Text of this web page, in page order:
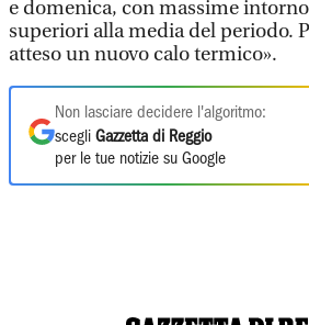
e domenica, con massime
superiori alla media del periodo.
atteso un nuovo calo termico».
Non lasciare decidere l'algoritmo:
scegli Gazzetta di Reggio
per le tue notizie su Google